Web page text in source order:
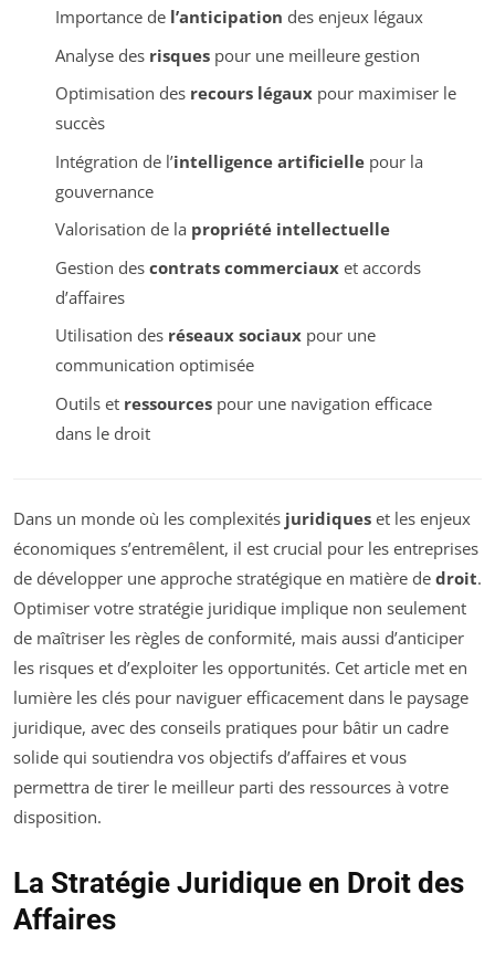
Importance de l’anticipation des enjeux légaux
Analyse des risquespour une meilleure gestion
Optimisation des recours légauxpour maximiser le
succès
Intégration de l’intelligence artificiellepour la
gouvernance
Valorisation de la propriété intellectuelle
Gestion des contrats commerciauxet accords
d’affaires
Utilisation des réseaux sociauxpour une
communication optimisée
Outils et ressourcespour une navigation efficace
dans le droit
Dans un monde où les complexités juridiques et les enjeux
économiques s’entremêlent, il est crucial pour les entreprises
de développer une approche stratégique en matière de droit.
Optimiser votre stratégie juridique implique non seulement
de maîtriser les règles de conformité, mais aussi d’anticiper
les risques et d’exploiter les opportunités. Cet article met en
lumière les clés pour naviguer efficacement dans le paysage
juridique, avec des conseils pratiques pour bâtir un cadre
solide qui soutiendra vos objectifs d’affaires et vous
permettra de tirer le meilleur parti des ressources à votre
disposition.
La Stratégie Juridique en Droit des
Affaires